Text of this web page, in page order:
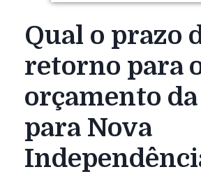
Qual o prazo
retorno para
orçamento
para Nova